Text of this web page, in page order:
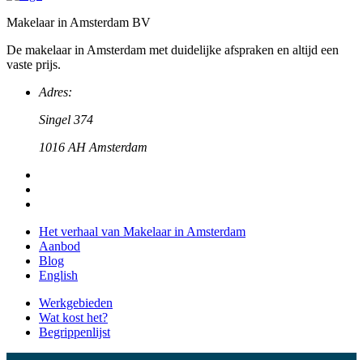
Makelaar in Amsterdam BV
De makelaar in Amsterdam met duidelijke afspraken en altijd een
vaste prijs.
Adres:
Singel 374
1016 AH Amsterdam
Het verhaal van Makelaar in Amsterdam
Aanbod
Blog
English
Werkgebieden
Wat kost het?
Begrippenlijst